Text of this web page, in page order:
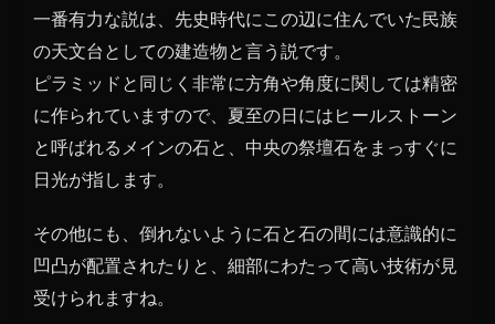
どう
やっ
て運
きた
か
一番有力な説は、先史時代にこの辺に住んでいた民族
の天文台としての建造物と言う説です。
ピラミッドと同じく非常に方角や角度に関しては精密
に作られていますので、夏至の日にはヒールストーン
と呼ばれるメインの石と、中央の祭壇石をまっすぐに
日光が指します。
その他にも、倒れないように石と石の間には意識的に
凹凸が配置されたりと、細部にわたって高い技術が見
受けられますね。